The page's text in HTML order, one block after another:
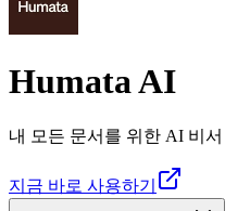
Humata AI
내 모든 문서를 위한 AI 비서
지금 바로 사용하기